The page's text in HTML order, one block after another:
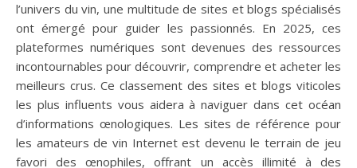
l’univers du vin, une multitude de sites et blogs spécialisés
ont émergé pour guider les passionnés. En 2025, ces
plateformes numériques sont devenues des ressources
incontournables pour découvrir, comprendre et acheter les
meilleurs crus. Ce classement des sites et blogs viticoles
les plus influents vous aidera à naviguer dans cet océan
d’informations œnologiques. Les sites de référence pour
les amateurs de vin Internet est devenu le terrain de jeu
favori des œnophiles, offrant un accès illimité à des